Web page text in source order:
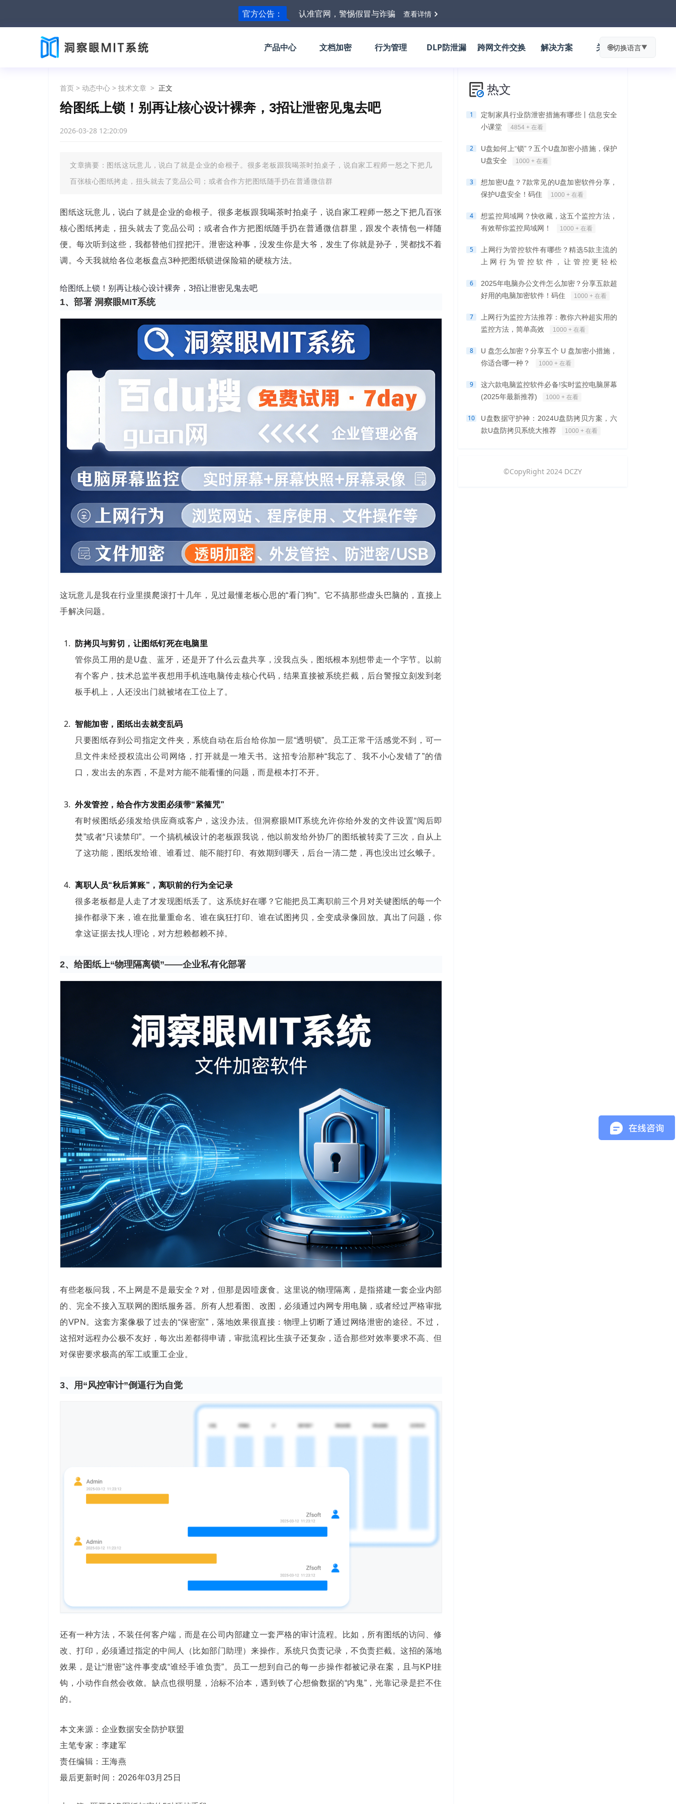
官方公告： 认准官网，警惕假冒与诈骗 查看详情
产品中心 文档加密 行为管理 DLP防泄漏 跨网文件交换 解决方案 关于我们
🌐切换语言▼
首页 > 动态中心 > 技术文章 > 正文
给图纸上锁！别再让核心设计裸奔，3招让泄密见鬼去吧
2026-03-28 12:20:09
文章摘要：图纸这玩意儿，说白了就是企业的命根子。很多老板跟我喝茶时拍桌子，说自家工程师一怒之下把几
百张核心图纸拷走，扭头就去了竞品公司；或者合作方把图纸随手扔在普通微信群
图纸这玩意儿，说白了就是企业的命根子。很多老板跟我喝茶时拍桌子，说自家工程师一怒之下把几百张
核心图纸拷走，扭头就去了竞品公司；或者合作方把图纸随手扔在普通微信群里，跟发个表情包一样随
便。每次听到这些，我都替他们捏把汗。泄密这种事，没发生你是大爷，发生了你就是孙子，哭都找不着
调。今天我就给各位老板盘点3种把图纸锁进保险箱的硬核方法。
给图纸上锁！别再让核心设计裸奔，3招让泄密见鬼去吧
1、部署 洞察眼MIT系统
这玩意儿是我在行业里摸爬滚打十几年，见过最懂老板心思的“看门狗”。它不搞那些虚头巴脑的，直接上
手解决问题。
防拷贝与剪切，让图纸钉死在电脑里
管你员工用的是U盘、蓝牙，还是开了什么云盘共享，没我点头，图纸根本别想带走一个字节。以前
有个客户，技术总监半夜想用手机连电脑传走核心代码，结果直接被系统拦截，后台警报立刻发到老
板手机上，人还没出门就被堵在工位上了。
智能加密，图纸出去就变乱码
只要图纸存到公司指定文件夹，系统自动在后台给你加一层“透明锁”。员工正常干活感觉不到，可一
旦文件未经授权流出公司网络，打开就是一堆天书。这招专治那种“我忘了、我不小心发错了”的借
口，发出去的东西，不是对方能不能看懂的问题，而是根本打不开。
外发管控，给合作方发图必须带“紧箍咒”
有时候图纸必须发给供应商或客户，这没办法。但洞察眼MIT系统允许你给外发的文件设置“阅后即
焚”或者“只读禁印”。一个搞机械设计的老板跟我说，他以前发给外协厂的图纸被转卖了三次，自从上
了这功能，图纸发给谁、谁看过、能不能打印、有效期到哪天，后台一清二楚，再也没出过幺蛾子。
离职人员“秋后算账”，离职前的行为全记录
很多老板都是人走了才发现图纸丢了。这系统好在哪？它能把员工离职前三个月对关键图纸的每一个
操作都录下来，谁在批量重命名、谁在疯狂打印、谁在试图拷贝，全变成录像回放。真出了问题，你
拿这证据去找人理论，对方想赖都赖不掉。
2、给图纸上“物理隔离锁”——企业私有化部署
有些老板问我，不上网是不是最安全？对，但那是因噎废食。这里说的物理隔离，是指搭建一套企业内部
的、完全不接入互联网的图纸服务器。所有人想看图、改图，必须通过内网专用电脑，或者经过严格审批
的VPN。这套方案像极了过去的“保密室”，落地效果很直接：物理上切断了通过网络泄密的途径。不过，
这招对远程办公极不友好，每次出差都得申请，审批流程比生孩子还复杂，适合那些对效率要求不高、但
对保密要求极高的军工或重工企业。
3、用“风控审计”倒逼行为自觉
还有一种方法，不装任何客户端，而是在公司内部建立一套严格的审计流程。比如，所有图纸的访问、修
改、打印，必须通过指定的中间人（比如部门助理）来操作。系统只负责记录，不负责拦截。这招的落地
效果，是让“泄密”这件事变成“谁经手谁负责”。员工一想到自己的每一步操作都被记录在案，且与KPI挂
钩，小动作自然会收敛。缺点也很明显，治标不治本，遇到铁了心想偷数据的“内鬼”，光靠记录是拦不住
的。
本文来源：企业数据安全防护联盟
主笔专家：李建军
责任编辑：王海燕
最后更新时间：2026年03月25日
热文
1
定制家具行业防泄密措施有哪些丨信息安全
小课堂
4854 + 在看
2
U盘如何上“锁”？五个U盘加密小措施，保护
U盘安全
1000 + 在看
3
想加密U盘？7款常见的U盘加密软件分享，
保护U盘安全！码住
1000 + 在看
4
想监控局域网？快收藏，这五个监控方法，
有效帮你监控局域网！
1000 + 在看
5
上网行为管控软件有哪些？精选5款主流的
上网行为管控软件，让管控更轻松
6
2025年电脑办公文件怎么加密？分享五款超
好用的电脑加密软件！码住
1000 + 在看
7
上网行为监控方法推荐：教你六种超实用的
监控方法，简单高效
1000 + 在看
8
U 盘怎么加密？分享五个 U 盘加密小措施，
你适合哪一种？
1000 + 在看
9
这六款电脑监控软件必备!实时监控电脑屏幕
(2025年最新推荐)
1000 + 在看
10
U盘数据守护神：2024U盘防拷贝方案，六
款U盘防拷贝系统大推荐
1000 + 在看
©CopyRight 2024 DCZY